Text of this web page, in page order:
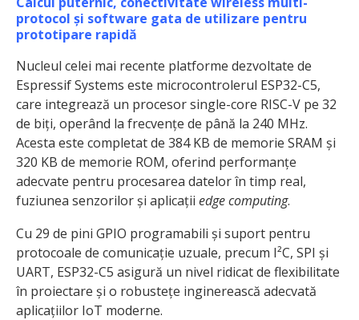
protocol și software gata de utilizare pentru
prototipare rapidă
Nucleul celei mai recente platforme dezvoltate de
Espressif Systems este microcontrolerul ESP32-C5,
care integrează un procesor single-core RISC-V pe 32
de biți, operând la frecvențe de până la 240 MHz.
Acesta este completat de 384 KB de memorie SRAM și
320 KB de memorie ROM, oferind performanțe
adecvate pentru procesarea datelor în timp real,
fuziunea senzorilor și aplicații edge computing.
Cu 29 de pini GPIO programabili și suport pentru
protocoale de comunicație uzuale, precum I²C, SPI și
UART, ESP32-C5 asigură un nivel ridicat de flexibilitate
în proiectare și o robustețe inginerească adecvată
aplicațiilor IoT moderne.